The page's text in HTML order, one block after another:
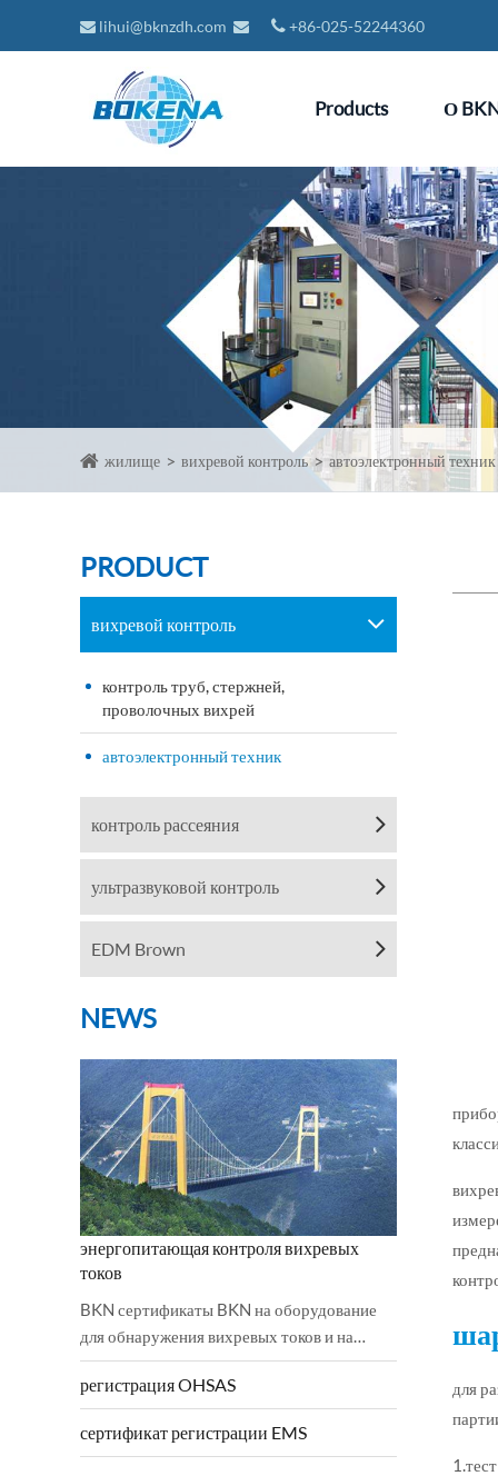
lihui@bknzdh.com +86-025-52244360
Products О
жилище вихревой контроль автоэлектронный техник
PRODUCT
вихревой контроль
контроль труб, стержней,
проволочных вихрей
автоэлектронный техник
контроль рассеяния
ультразвуковой контроль
EDM Brown
NEWS
энергопитающая контроля вихревых
токов
BKN сертификаты BKN на оборудование
для обнаружения вихревых токов и на
низковольтное направление были
соблюдены и успешно выполнены.2006 /
42 / EC механическая директива и 2...
регистрация OHSAS
сертификат регистрации EMS
для